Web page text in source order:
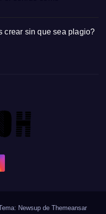
crear sin que sea plagio?
Newsup de Themeansar